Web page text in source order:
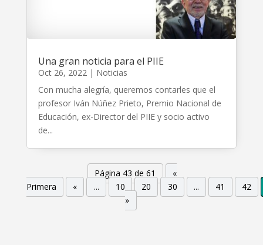
Una gran noticia para el PIIE
Oct 26, 2022| Noticias
Con mucha alegría, queremos contarles que el
profesor Iván Núñez Prieto, Premio Nacional de
Educación, ex-Director del PIIE y socio activo
de...
Página 43 de 61
«
Primera
« ... 10 20 30 ... 41
42
»